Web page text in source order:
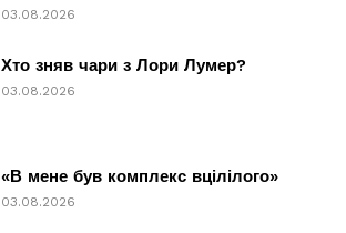
03.08.2026
Хто зняв чари з Лори Лумер?
03.08.2026
«В мене був комплекс вцілілого»
03.08.2026